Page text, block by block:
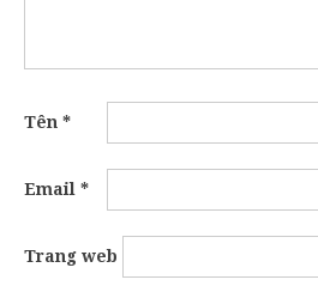
Tên *
Email *
Trang web